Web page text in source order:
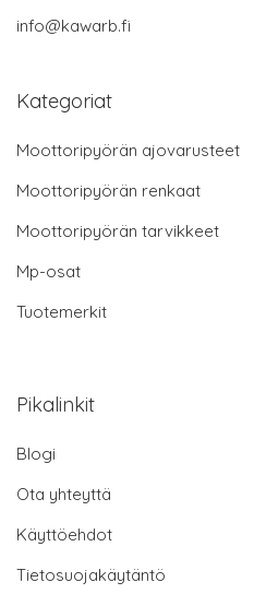
info@kawarb.fi
Kategoriat
Moottoripyörän ajovarusteet
Moottoripyörän renkaat
Moottoripyörän tarvikkeet
Mp-osat
Tuotemerkit
Pikalinkit
Blogi
Ota yhteyttä
Käyttöehdot
Tietosuojakäytäntö